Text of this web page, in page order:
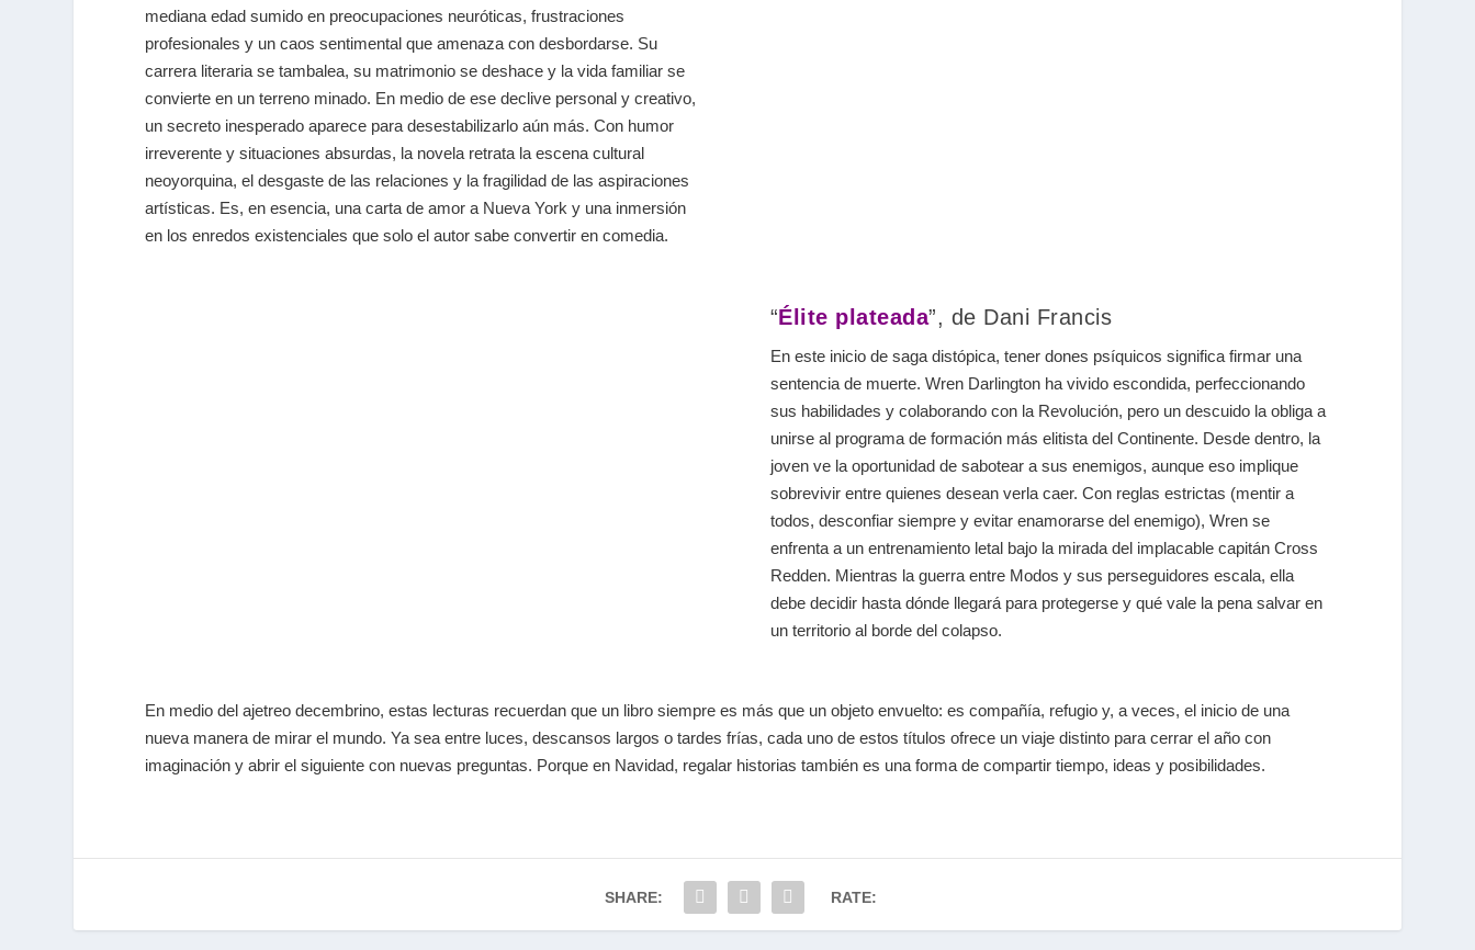
mediana edad sumido en preocupaciones neuróticas, frustraciones
profesionales y un caos sentimental que amenaza con desbordarse. Su
carrera literaria se tambalea, su matrimonio se deshace y la vida familiar se
convierte en un terreno minado. En medio de ese declive personal y creativo,
un secreto inesperado aparece para desestabilizarlo aún más. Con humor
irreverente y situaciones absurdas, la novela retrata la escena cultural
neoyorquina, el desgaste de las relaciones y la fragilidad de las aspiraciones
artísticas. Es, en esencia, una carta de amor a Nueva York y una inmersión
en los enredos existenciales que solo el autor sabe convertir en comedia.
“Élite plateada”, de Dani Francis
En este inicio de saga distópica, tener dones psíquicos significa firmar una
sentencia de muerte. Wren Darlington ha vivido escondida, perfeccionando
sus habilidades y colaborando con la Revolución, pero un descuido la obliga a
unirse al programa de formación más elitista del Continente. Desde dentro, la
joven ve la oportunidad de sabotear a sus enemigos, aunque eso implique
sobrevivir entre quienes desean verla caer. Con reglas estrictas (mentir a
todos, desconfiar siempre y evitar enamorarse del enemigo), Wren se
enfrenta a un entrenamiento letal bajo la mirada del implacable capitán Cross
Redden. Mientras la guerra entre Modos y sus perseguidores escala, ella
debe decidir hasta dónde llegará para protegerse y qué vale la pena salvar en
un territorio al borde del colapso.
En medio del ajetreo decembrino, estas lecturas recuerdan que un libro siempre es más que un objeto envuelto: es compañía, refugio y, a veces, el inicio de una
nueva manera de mirar el mundo. Ya sea entre luces, descansos largos o tardes frías, cada uno de estos títulos ofrece un viaje distinto para cerrar el año con
imaginación y abrir el siguiente con nuevas preguntas. Porque en Navidad, regalar historias también es una forma de compartir tiempo, ideas y posibilidades.
SHARE: RATE: